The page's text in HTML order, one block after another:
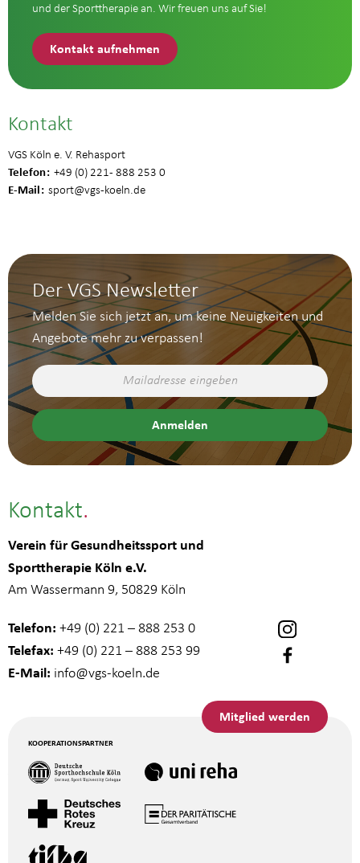
und der Sporttherapie an. Wir freuen uns auf Sie!
Kontakt aufnehmen
Kontakt
VGS Köln e. V. Rehasport
Telefon +49 (0) 221 - 888 253 0
E-Mail sport@vgs-koeln.de
Der VGS Newsletter
Melden Sie sich jetzt an, um keine Neuigkeiten und
Angebote mehr zu verpassen!
Kontakt
Verein für Gesundheitssport und
Sporttherapie Köln e.V.
Am Wassermann 9, 50829 Köln
Telefon: +49 (0) 221 – 888 253 0
Telefax: +49 (0) 221 – 888 253 99
E-Mail: info@vgs-koeln.de
Mitglied werden
KOOPERATIONSPARTNER